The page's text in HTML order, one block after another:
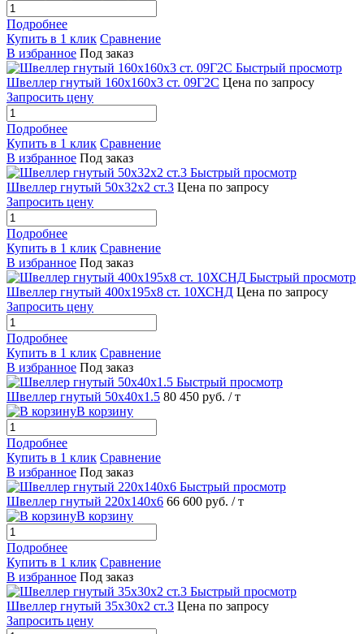
Подробнее
Купить в 1 клик Сравнение
В избранное Под заказ
Быстрый просмотр
Швеллер гнутый 160х160х3 ст. 09Г2С Цена по запросу
Запросить цену
Подробнее
Купить в 1 клик Сравнение
В избранное Под заказ
Быстрый просмотр
Швеллер гнутый 50х32х2 ст.3 Цена по запросу
Запросить цену
Подробнее
Купить в 1 клик Сравнение
В избранное Под заказ
Быстрый просмотр
Швеллер гнутый 400х195х8 ст. 10ХСНД Цена по запросу
Запросить цену
Подробнее
Купить в 1 клик Сравнение
В избранное Под заказ
Быстрый просмотр
Швеллер гнутый 50х40х1.5 80 450 руб. / т
В корзину
Подробнее
Купить в 1 клик Сравнение
В избранное Под заказ
Быстрый просмотр
Швеллер гнутый 220х140х6 66 600 руб. / т
В корзину
Подробнее
Купить в 1 клик Сравнение
В избранное Под заказ
Быстрый просмотр
Швеллер гнутый 35х30х2 ст.3 Цена по запросу
Запросить цену